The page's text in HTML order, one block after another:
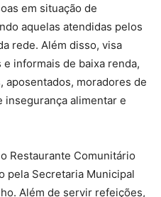
em situação de
aquelas atendidas pelos
rede. Além disso, visa
informais de baixa renda,
aposentados, moradores de
insegurança alimentar e
Restaurante Comunitário
pela Secretaria Municipal
Além de servir refeições,